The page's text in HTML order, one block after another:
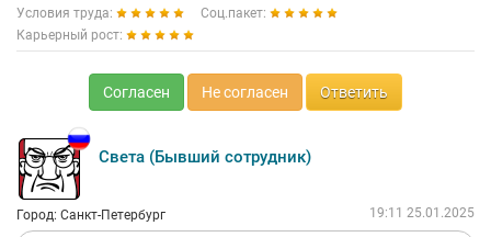
Условия труда:
Соц.пакет:
Карьерный рост:
Согласен Не согласен Ответить
Света (Бывший сотрудник)
Город: Санкт-Петербург 19:11 25.01.2025